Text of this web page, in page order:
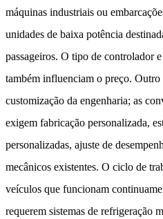
máquinas industriais ou
unidades de baixa potência
passageiros. O tipo de controlador
também influenciam o preço.
customização da engenharia; as
exigem fabricação personalizada,
personalizadas, ajuste de
mecânicos existentes. O ciclo de
veículos que funcionam
requerem sistemas de refrigeração